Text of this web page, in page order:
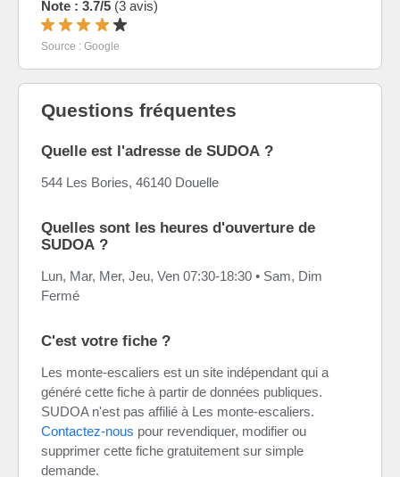
Note : 3.7/5 (3 avis)
Source : Google
Questions fréquentes
Quelle est l'adresse de SUDOA ?
544 Les Bories, 46140 Douelle
Quelles sont les heures d'ouverture de
SUDOA ?
Lun, Mar, Mer, Jeu, Ven 07:30-18:30 • Sam, Dim
Fermé
C'est votre fiche ?
Les monte-escaliers est un site indépendant qui a
généré cette fiche à partir de données publiques.
SUDOA n'est pas affilié à Les monte-escaliers.
Contactez-nous pour revendiquer, modifier ou
supprimer cette fiche gratuitement sur simple
demande.